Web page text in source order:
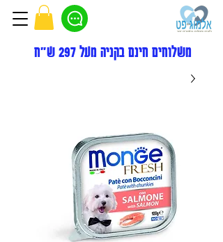
משלוחים חינם בקניה מעל 297 ש"ח